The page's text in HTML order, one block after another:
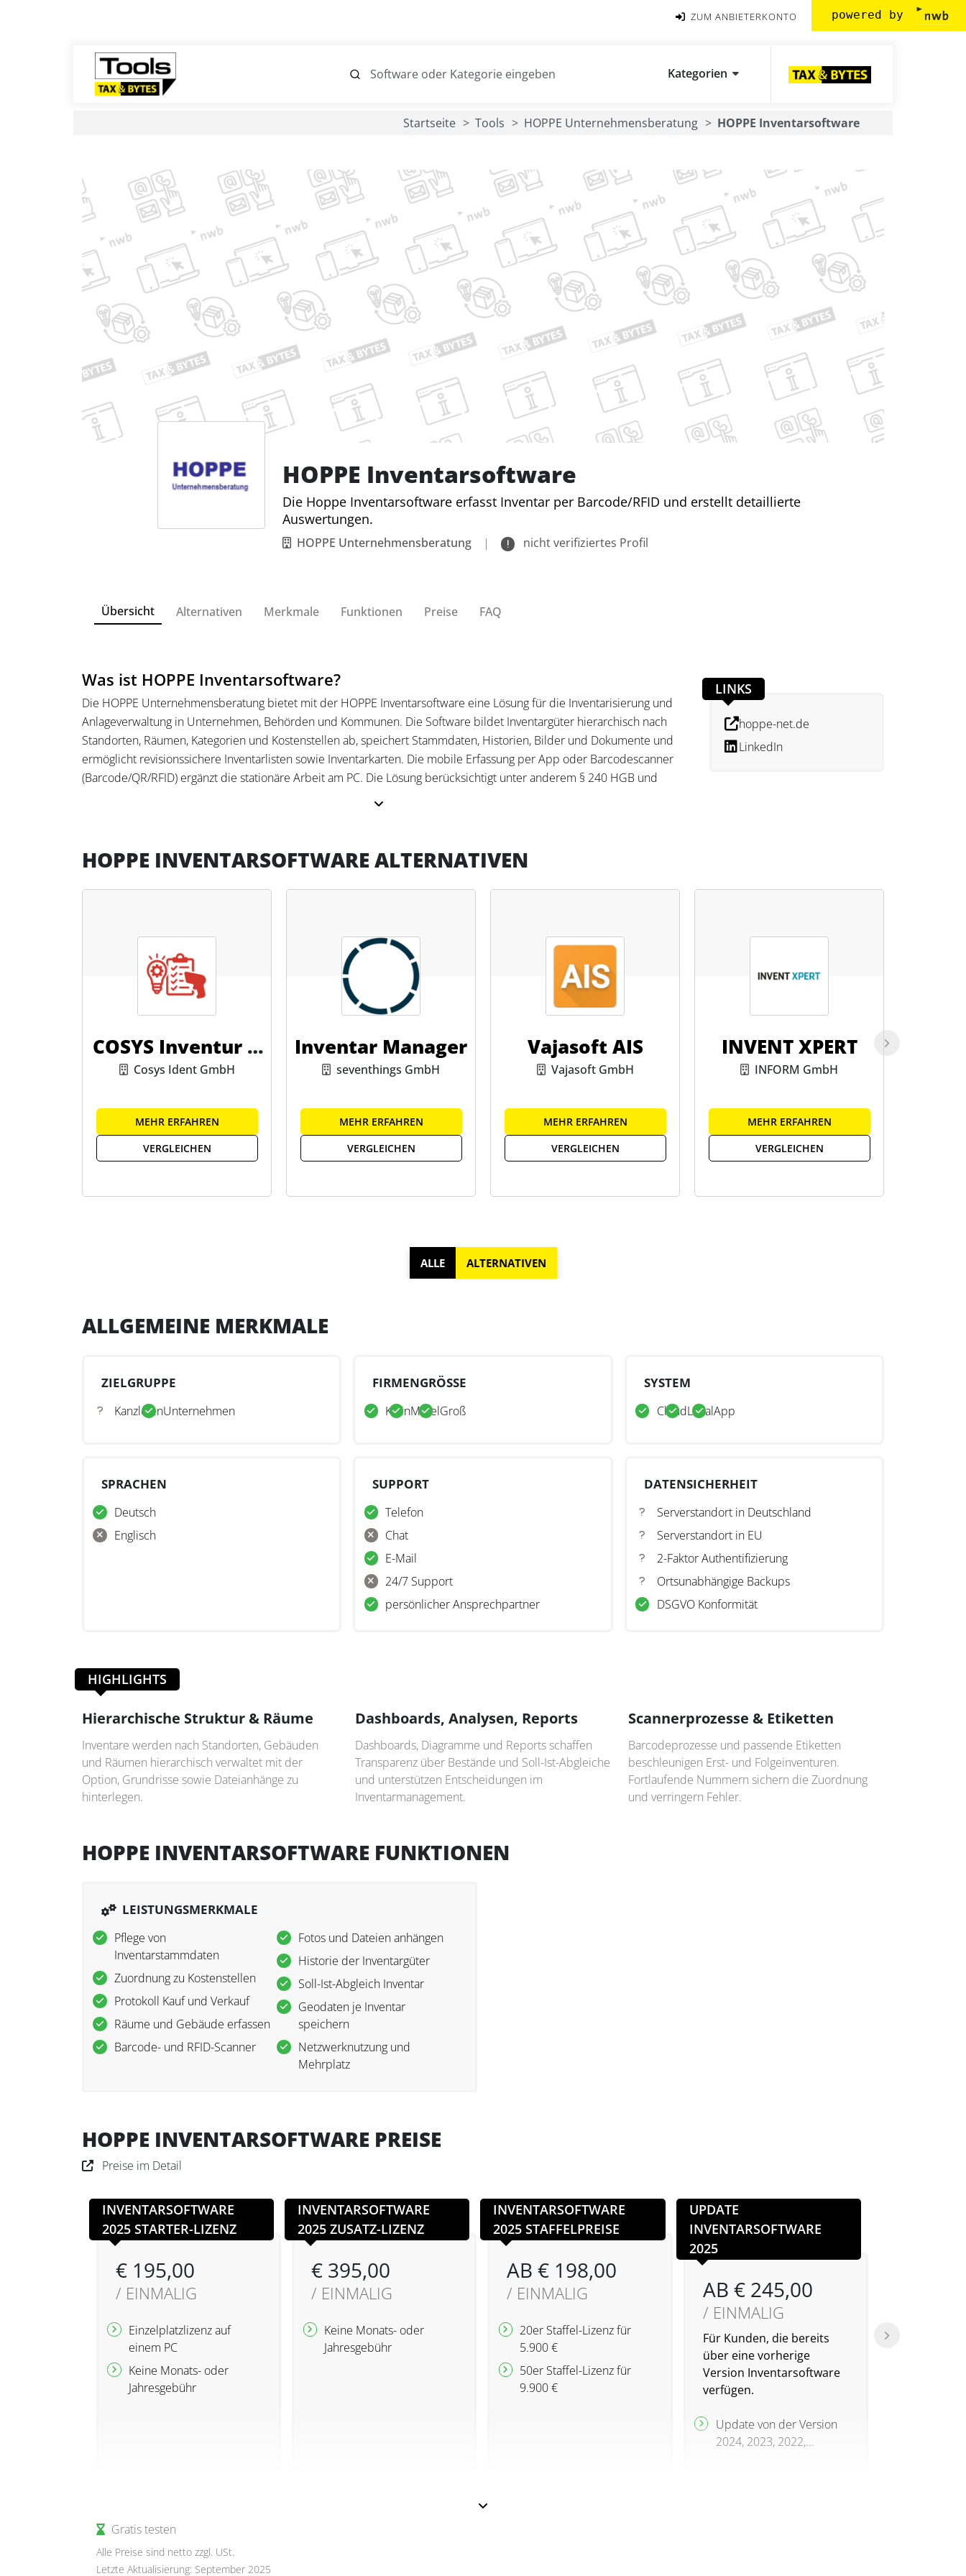
ZUM ANBIETERKONTO powered by
Kategorien
Startseite Tools HOPPE Unternehmensberatung HOPPE Inventarsoftware
HOPPE Inventarsoftware
Die Hoppe Inventarsoftware erfasst Inventar per Barcode/RFID und erstellt detaillierte
Auswertungen.
HOPPE Unternehmensberatung | nicht verifiziertes Profil
Übersicht Alternativen Merkmale Funktionen Preise FAQ
Was ist HOPPE Inventarsoftware?
Die HOPPE Unternehmensberatung bietet mit der HOPPE Inventarsoftware eine Lösung für die Inventarisierung und
Anlageverwaltung in Unternehmen, Behörden und Kommunen. Die Software bildet Inventargüter hierarchisch nach
Standorten, Räumen, Kategorien und Kostenstellen ab, speichert Stammdaten, Historien, Bilder und Dokumente und
ermöglicht revisionssichere Inventarlisten sowie Inventarkarten. Die mobile Erfassung per App oder Barcodescanner
(Barcode/QR/RFID) ergänzt die stationäre Arbeit am PC. Die Lösung berücksichtigt unter anderem § 240 HGB und
Die Software erfasst, kennzeichnet und verfolgt Inventargüter, führt Soll-/Ist-Abgleiche durch, überwacht Garantie-
Windows-Explorer-ähnliche Struktur erleichtern Suche und Auswertung. Schnittstellen, Import/Export und ein
Transparenz für Betriebsprüfungen und Bestandsnachweise.
LINKS
hoppe-net.de
LinkedIn
HOPPE INVENTARSOFTWARE ALTERNATIVEN
COSYS Inventur A
pp
Cosys Ident GmbH
MEHR ERFAHREN
VERGLEICHEN
Inventar Manager
seventhings GmbH
MEHR ERFAHREN
VERGLEICHEN
Vajasoft AIS
Vajasoft GmbH
MEHR ERFAHREN
VERGLEICHEN
INVENT XPERT
INFORM GmbH
MEHR ERFAHREN
VERGLEICHEN
ALLE ALTERNATIVEN
ALLGEMEINE MERKMALE
ZIELGRUPPE
KanzleienUnternehmen
FIRMENGRÖSSE
KleinMittelGroß
SYSTEM
CloudLokalApp
SPRACHEN
Deutsch
Englisch
SUPPORT
Telefon
Chat
E-Mail
24/7 Support
persönlicher Ansprechpartner
DATENSICHERHEIT
Serverstandort in Deutschland
Serverstandort in EU
2-Faktor Authentifizierung
Ortsunabhängige Backups
DSGVO Konformität
HIGHLIGHTS
Hierarchische Struktur & Räume
Inventare werden nach Standorten, Gebäuden
und Räumen hierarchisch verwaltet mit der
Option, Grundrisse sowie Dateianhänge zu
hinterlegen.
Dashboards, Analysen, Reports
Dashboards, Diagramme und Reports schaffen
Transparenz über Bestände und Soll-Ist-Abgleiche
und unterstützen Entscheidungen im
Inventarmanagement.
Scannerprozesse & Etiketten
Barcodeprozesse und passende Etiketten
beschleunigen Erst- und Folgeinventuren.
Fortlaufende Nummern sichern die Zuordnung
und verringern Fehler.
HOPPE INVENTARSOFTWARE FUNKTIONEN
LEISTUNGSMERKMALE
Pflege von
Inventarstammdaten
Zuordnung zu Kostenstellen
Protokoll Kauf und Verkauf
Räume und Gebäude erfassen
Barcode- und RFID-Scanner
Fotos und Dateien anhängen
Historie der Inventargüter
Soll-Ist-Abgleich Inventar
Geodaten je Inventar
speichern
Netzwerknutzung und
Mehrplatz
HOPPE INVENTARSOFTWARE PREISE
Preise im Detail
INVENTARSOFTWARE
2025 STARTER-LIZENZ
€ 195,00
/ EINMALIG
Einzelplatzlizenz auf
einem PC
Keine Monats- oder
Jahresgebühr
INVENTARSOFTWARE
2025 ZUSATZ-LIZENZ
€ 395,00
/ EINMALIG
Keine Monats- oder
Jahresgebühr
INVENTARSOFTWARE
2025 STAFFELPREISE
AB € 198,00
/ EINMALIG
20er Staffel-Lizenz für
5.900 €
50er Staffel-Lizenz für
9.900 €
UPDATE
INVENTARSOFTWARE
2025
AB € 245,00
/ EINMALIG
Für Kunden, die bereits
über eine vorherige
Version Inventarsoftware
verfügen.
Update von der Version
2024, 2023, 2022,...
Gratis testen
Alle Preise sind netto zzgl. USt.
Letzte Aktualisierung: September 2025